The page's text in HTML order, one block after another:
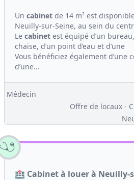
Un cabinet de 14 m² est
Neuilly-sur-Seine, au sein du
Le cabinet est équipé d’un
chaise, d’un point d’eau et d’une
Vous bénéficiez également d’une
d’une...
Médecin
Offre de locaux -
🏥 Cabinet à louer à Neuilly-